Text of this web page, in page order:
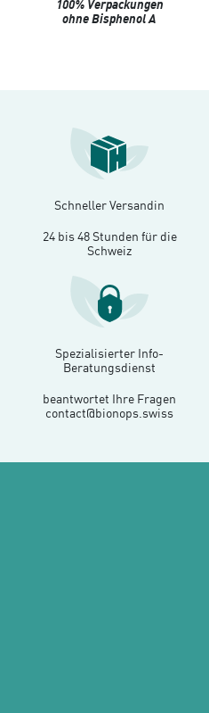
100% Verpackungen
ohne Bisphenol A
Schneller Versandin
24 bis 48 Stunden für die
Schweiz
Spezialisierter Info-
Beratungsdienst
beantwortet Ihre Fragen
contact@bionops.swiss